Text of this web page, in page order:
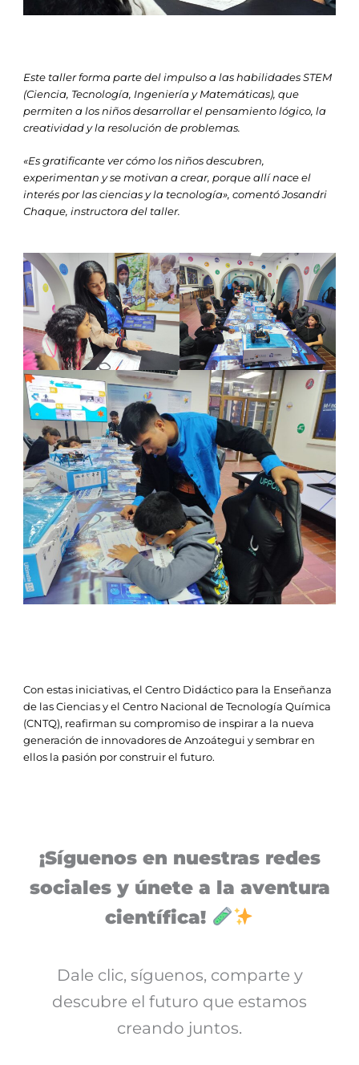
Este taller forma parte del impulso a las habilidades STEM
(Ciencia, Tecnología, Ingeniería y Matemáticas), que
permiten a los niños desarrollar el pensamiento lógico, la
creatividad y la resolución de problemas.
«Es gratificante ver cómo los niños descubren,
experimentan y se motivan a crear, porque allí nace el
interés por las ciencias y la tecnología», comentó Josandri
Chaque, instructora del taller.
Con estas iniciativas, el Centro Didáctico para la Enseñanza
de las Ciencias y el Centro Nacional de Tecnología Química
(CNTQ), reafirman su compromiso de inspirar a la nueva
generación de innovadores de Anzoátegui y sembrar en
ellos la pasión por construir el futuro.
¡Síguenos en nuestras redes
sociales y únete a la aventura
científica!
Dale clic, síguenos, comparte y
descubre el futuro que estamos
creando juntos.